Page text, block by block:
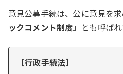
意見公募手続は、公に意見を求
ックコメント制度」 とも呼ばれ
【行政手続法】